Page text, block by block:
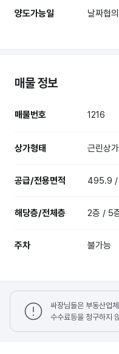
양도가능일 날짜협의
매물 정보
매물번호 1216
상가형태 근린상가
공급/전용면적 495.9
해당층/전체층 2층 / 5
주차 불가능
싸장님들은 부동산업
수수료등을 청구하지